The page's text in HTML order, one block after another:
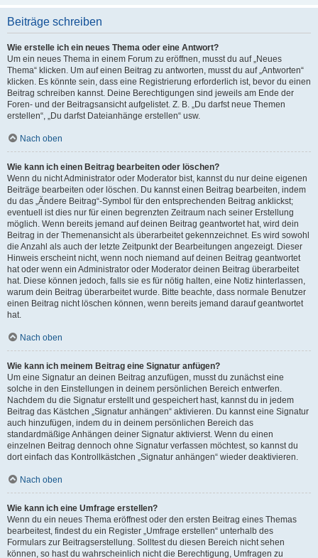
Beiträge schreiben
Wie erstelle ich ein neues Thema oder eine Antwort?
Um ein neues Thema in einem Forum zu eröffnen, musst du auf „Neues
Thema“ klicken. Um auf einen Beitrag zu antworten, musst du auf „Antworten“
klicken. Es könnte sein, dass eine Registrierung erforderlich ist, bevor du einen
Beitrag schreiben kannst. Deine Berechtigungen sind jeweils am Ende der
Foren- und der Beitragsansicht aufgelistet. Z. B. „Du darfst neue Themen
erstellen“, „Du darfst Dateianhänge erstellen“ usw.
Nach oben
Wie kann ich einen Beitrag bearbeiten oder löschen?
Wenn du nicht Administrator oder Moderator bist, kannst du nur deine eigenen
Beiträge bearbeiten oder löschen. Du kannst einen Beitrag bearbeiten, indem
du das „Ändere Beitrag“-Symbol für den entsprechenden Beitrag anklickst;
eventuell ist dies nur für einen begrenzten Zeitraum nach seiner Erstellung
möglich. Wenn bereits jemand auf deinen Beitrag geantwortet hat, wird dein
Beitrag in der Themenansicht als überarbeitet gekennzeichnet. Es wird sowohl
die Anzahl als auch der letzte Zeitpunkt der Bearbeitungen angezeigt. Dieser
Hinweis erscheint nicht, wenn noch niemand auf deinen Beitrag geantwortet
hat oder wenn ein Administrator oder Moderator deinen Beitrag überarbeitet
hat. Diese können jedoch, falls sie es für nötig halten, eine Notiz hinterlassen,
warum dein Beitrag überarbeitet wurde. Bitte beachte, dass normale Benutzer
einen Beitrag nicht löschen können, wenn bereits jemand darauf geantwortet
hat.
Nach oben
Wie kann ich meinem Beitrag eine Signatur anfügen?
Um eine Signatur an deinen Beitrag anzufügen, musst du zunächst eine
solche in den Einstellungen in deinem persönlichen Bereich entwerfen.
Nachdem du die Signatur erstellt und gespeichert hast, kannst du in jedem
Beitrag das Kästchen „Signatur anhängen“ aktivieren. Du kannst eine Signatur
auch hinzufügen, indem du in deinem persönlichen Bereich das
standardmäßige Anhängen deiner Signatur aktivierst. Wenn du einen
einzelnen Beitrag dennoch ohne Signatur verfassen möchtest, so kannst du
dort einfach das Kontrollkästchen „Signatur anhängen“ wieder deaktivieren.
Nach oben
Wie kann ich eine Umfrage erstellen?
Wenn du ein neues Thema eröffnest oder den ersten Beitrag eines Themas
bearbeitest, findest du ein Register „Umfrage erstellen“ unterhalb des
Formulars zur Beitragserstellung. Solltest du diesen Bereich nicht sehen
können, so hast du wahrscheinlich nicht die Berechtigung, Umfragen zu